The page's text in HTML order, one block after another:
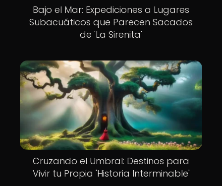
Bajo el Mar: Expediciones a Lugares
Subacuáticos que Parecen Sacados
de 'La Sirenita'
Cruzando el Umbral: Destinos para
Vivir tu Propia 'Historia Interminable'